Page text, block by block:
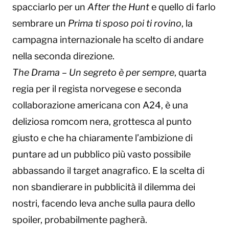
spacciarlo per un After the Hunte quello di farlo
sembrare un Prima ti sposo poi ti rovino, la
campagna internazionale ha scelto di andare
nella seconda direzione.
The Drama – Un segreto è per sempre, quarta
regia per il regista norvegese e seconda
collaborazione americana con A24, è una
deliziosa romcom nera, grottesca al punto
giusto e che ha chiaramente l’ambizione di
puntare ad un pubblico più vasto possibile
abbassando il target anagrafico. E la scelta di
non sbandierare in pubblicità il dilemma dei
nostri, facendo leva anche sulla paura dello
spoiler, probabilmente pagherà.